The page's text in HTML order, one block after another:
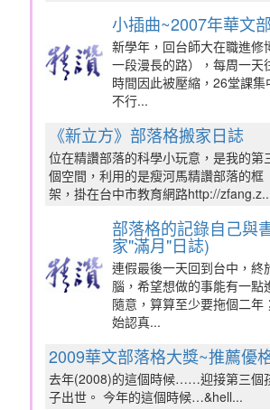
小插曲~2007年華文
新學年，回台師大在職進修
一段漫長的路），每周一天
時間因此被壓縮，26堂課
不行...
《新立方》部落格搬家日誌
位在精讚部落的科學小玩意，是我的第
個空間，利用的是瘦河馬精讚部落的框
架，掛在台中市教育網路http://
部落格的記錄自己與
家"滿月"日誌)
連假最後一天回到台中，終
腦，希望想做的事能有一點
隨意，算算至少要拖個二年
始認真...
2009華文部落格大獎~推薦優
去年(2008)的這個時候……迎接第三個
子出世。 今年的這個時候…&hell...